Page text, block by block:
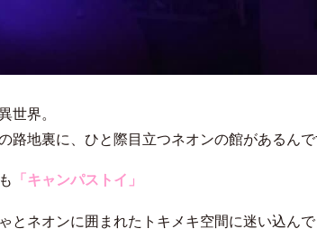
世界。
路地裏に、ひと際目立つネオンの館があるんで
「キャンパストイ」
とネオンに囲まれたトキメキ空間に迷い込ん